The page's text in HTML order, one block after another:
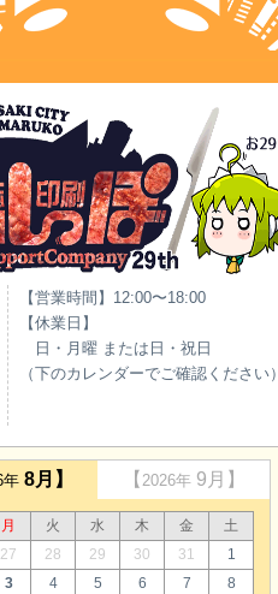
【営業時間】12:00〜18:00
【休業日】
日・月曜 または日・祝日
（下のカレンダーでご確認ください）
年8月】 【 2026年 9月】
月 火 水 木 金
土
27 28 29 30 31
1
3 4 5 6 7
8